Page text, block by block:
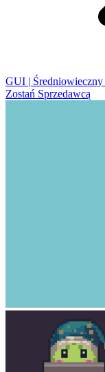
GUI |
Zostań Sprzedawcą